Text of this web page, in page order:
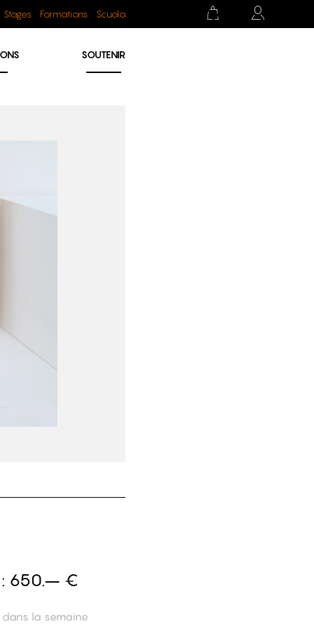
Stages Formations Scuola
SOUTENIR
650.– €
dans la semaine